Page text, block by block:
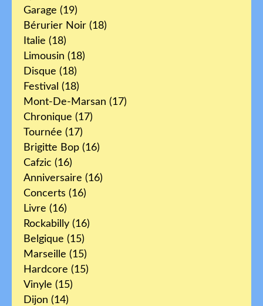
Garage (19)
Bérurier Noir (18)
Italie (18)
Limousin (18)
Disque (18)
Festival (18)
Mont-De-Marsan (17)
Chronique (17)
Tournée (17)
Brigitte Bop (16)
Cafzic (16)
Anniversaire (16)
Concerts (16)
Livre (16)
Rockabilly (16)
Belgique (15)
Marseille (15)
Hardcore (15)
Vinyle (15)
Dijon (14)